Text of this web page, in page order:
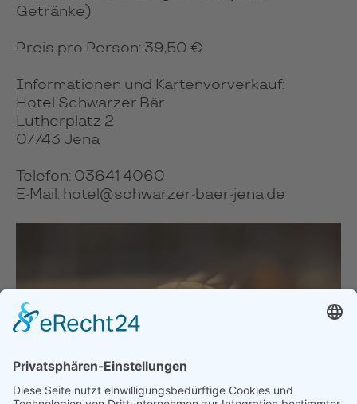
Getränke)
Preis pro Person: 39,50 €
Informationen und Kartenvorverkauf:
Hotel Schwarzer Bär
Lutherplatz 2
07743 Jena
Telefon: 03641 4060
E-Mail: hotel@schwarzer-baer-jena.de